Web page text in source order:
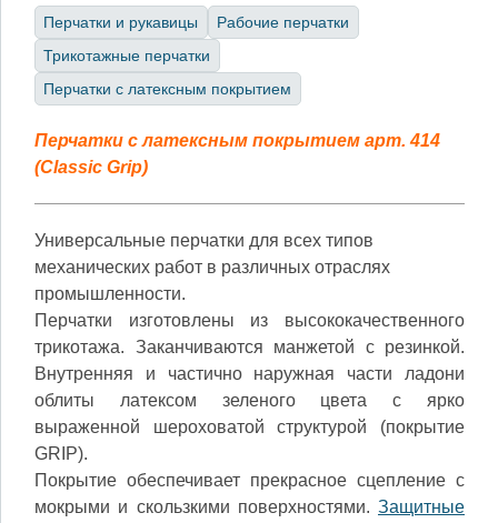
Перчатки и рукавицы
Рабочие перчатки
Трикотажные перчатки
Перчатки с латексным покрытием
Перчатки с латексным покрытием арт. 414
(Classic Grip)
Универсальные перчатки для всех типов
механических работ в различных отраслях
промышленности.
Перчатки изготовлены из высококачественного
трикотажа. Заканчиваются манжетой с резинкой.
Внутренняя и частично наружная части ладони
облиты латексом зеленого цвета с ярко
выраженной шероховатой структурой (покрытие
GRIP).
Покрытие обеспечивает прекрасное сцепление с
мокрыми и скользкими поверхностями. Защитные